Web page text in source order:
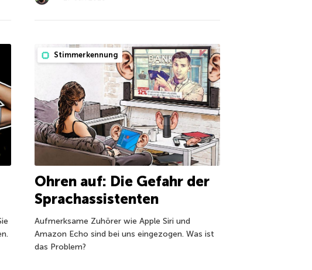
Stimmerkennung
Ohren auf: Die Gefahr der
Sprachassistenten
Aufmerksame Zuhörer wie Apple Siri und
Amazon Echo sind bei uns eingezogen. Was ist
das Problem?